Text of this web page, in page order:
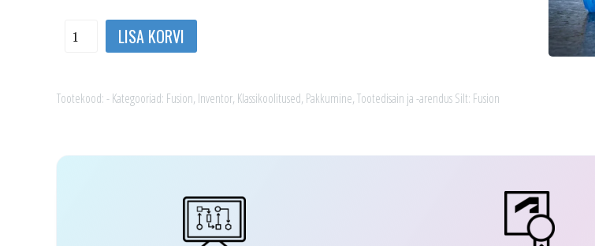
Inventori
kasutajale
kogus
LISA KORVI
Tootekood:-Kategooriad: Fusion, Inventor, Klassikoolitused, Pakkumine,Tootedisain ja -arendusSilt: Fusion